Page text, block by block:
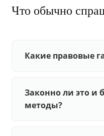
Что обычно
Какие правовые
Законно ли это и
методы?